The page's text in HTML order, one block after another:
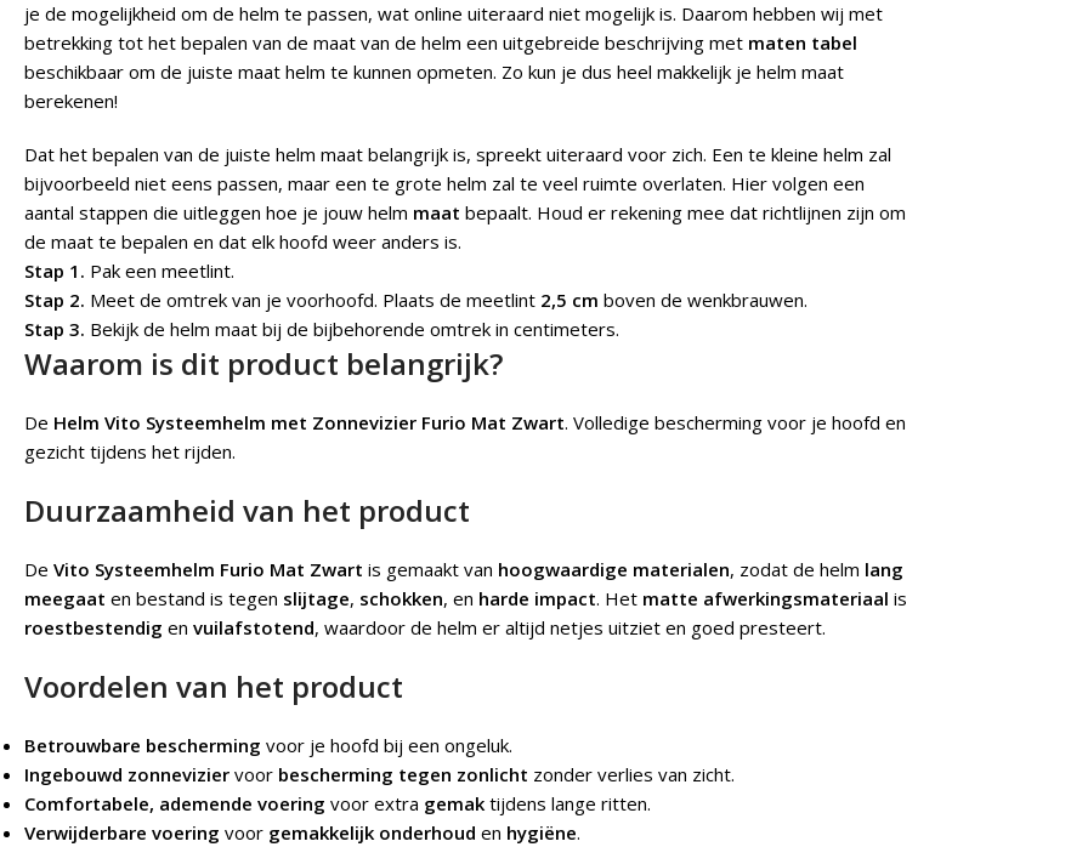
je de mogelijkheid om de helm te passen, wat online uiteraard niet mogelijk is. Daarom hebben wij met
betrekking tot het bepalen van de maat van de helm een uitgebreide beschrijving met maten tabel
beschikbaar om de juiste maat helm te kunnen opmeten. Zo kun je dus heel makkelijk je helm maat
berekenen!
Dat het bepalen van de juiste helm maat belangrijk is, spreekt uiteraard voor zich. Een te kleine helm zal
bijvoorbeeld niet eens passen, maar een te grote helm zal te veel ruimte overlaten. Hier volgen een
aantal stappen die uitleggen hoe je jouw helm maat bepaalt. Houd er rekening mee dat richtlijnen zijn om
de maat te bepalen en dat elk hoofd weer anders is.
Stap 1. Pak een meetlint.
Stap 2. Meet de omtrek van je voorhoofd. Plaats de meetlint 2,5 cm boven de wenkbrauwen.
Stap 3. Bekijk de helm maat bij de bijbehorende omtrek in centimeters.
Waarom is dit product belangrijk?
De Helm Vito Systeemhelm met Zonnevizier Furio Mat Zwart. Volledige bescherming voor je hoofd en
gezicht tijdens het rijden.
Duurzaamheid van het product
De Vito Systeemhelm Furio Mat Zwart is gemaakt van hoogwaardige materialen, zodat de helm lang
meegaat en bestand is tegen slijtage, schokken, en harde impact. Het matte afwerkingsmateriaal is
roestbestendig en vuilafstotend, waardoor de helm er altijd netjes uitziet en goed presteert.
Voordelen van het product
Betrouwbare bescherming voor je hoofd bij een ongeluk.
Ingebouwd zonnevizier voor bescherming tegen zonlicht zonder verlies van zicht.
Comfortabele, ademende voering voor extra gemak tijdens lange ritten.
Verwijderbare voering voor gemakkelijk onderhoud en hygiëne.